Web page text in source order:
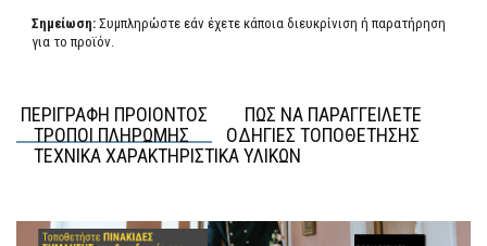
Σημείωση: Συμπληρώστε εάν έχετε κάποια διευκρίνιση ή παρατήρηση
για το προϊόν.
ΠΕΡΙΓΡΑΦΗ ΠΡΟΙΟΝΤΟΣ
ΠΩΣ ΝΑ ΠΑΡΑΓΓΕΙΛΕΤΕ
ΤΡΟΠΟΙ ΠΛΗΡΩΜΗΣ
ΟΔΗΓΙΕΣ ΤΟΠΟΘΕΤΗΣΗΣ
ΤΕΧΝΙΚΑ ΧΑΡΑΚΤΗΡΙΣΤΙΚΑ ΥΛΙΚΩΝ